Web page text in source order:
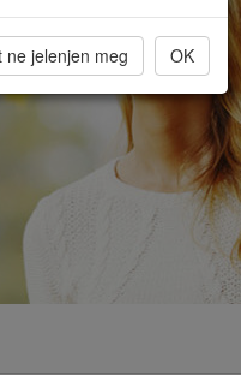
ne jelenjen meg OK